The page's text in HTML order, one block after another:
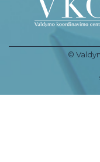
©